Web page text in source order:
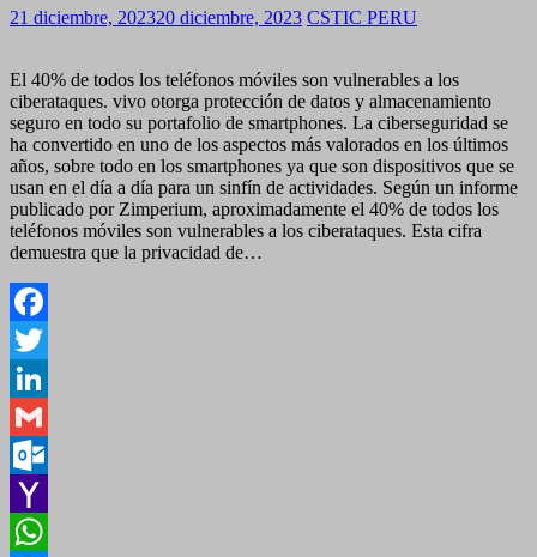
21 diciembre, 202320 diciembre, 2023 CSTIC PERU
El 40% de todos los teléfonos móviles son vulnerables a los
ciberataques. vivo otorga protección de datos y almacenamiento
seguro en todo su portafolio de smartphones. La ciberseguridad se
ha convertido en uno de los aspectos más valorados en los últimos
años, sobre todo en los smartphones ya que son dispositivos que se
usan en el día a día para un sinfín de actividades. Según un informe
publicado por Zimperium, aproximadamente el 40% de todos los
teléfonos móviles son vulnerables a los ciberataques. Esta cifra
demuestra que la privacidad de…
Facebook
Twitter
LinkedIn
Gmail
Outlook.com
Yahoo